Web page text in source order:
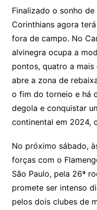
Finalizado o sonho
Corinthians agora
fora de campo. No
alvinegra ocupa a
pontos, quatro a
abre a zona de
o fim do torneio e há
degola e conquistar
continental em 2024,
No próximo sábado,
forças com o
São Paulo, pela 26ª
promete ser intenso
pelos dois clubes de